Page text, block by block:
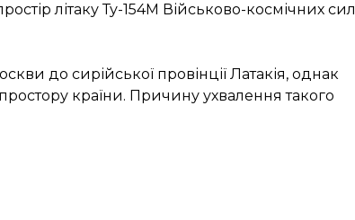
літаку Ту-154М Військово-космічних сил
до сирійської провінції Латакія, однак
країни. Причину ухвалення такого